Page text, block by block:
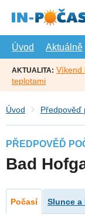
hlavní
Úvod
Aktuálně
AKTUALITA: Víkend
teplotami
Úvod Předpověď
PŘEDPOVĚĎ
Bad
Počasí Slunce a